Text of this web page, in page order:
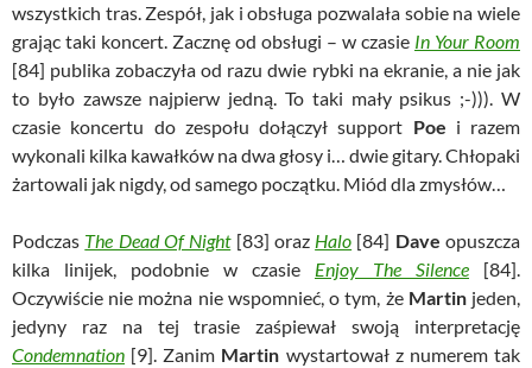
wszystkich tras. Zespół, jak i obsługa pozwalała sobie na wiele
grając taki koncert. Zacznę od obsługi – w czasie In Your Room
[84] publika zobaczyła od razu dwie rybki na ekranie, a nie jak
to było zawsze najpierw jedną. To taki mały psikus ;-))). W
czasie koncertu do zespołu dołączył support Poe i razem
wykonali kilka kawałków na dwa głosy i… dwie gitary. Chłopaki
żartowali jak nigdy, od samego początku. Miód dla zmysłów…
Podczas The Dead Of Night[83] oraz Halo [84] Dave opuszcza
kilka linijek, podobnie w czasie Enjoy The Silence [84].
Oczywiście nie można nie wspomnieć, o tym, że Martin jeden,
jedyny raz na tej trasie zaśpiewał swoją interpretację
Condemnation [9]. Zanim Martin wystartował z numerem tak